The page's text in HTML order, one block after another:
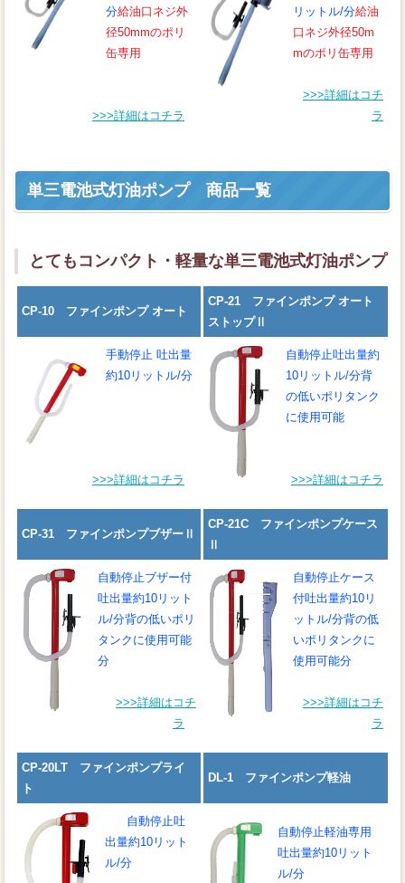
分給油口ネジ外
径50mmのポリ
缶専用
>>>詳細はコチラ
リットル/分給油
口ネジ外径50m
mのポリ缶専用
>>>詳細はコチ
ラ
単三電池式灯油ポンプ 商品一覧
とてもコンパクト・軽量な単三電池式灯油ポンプ
CP-10 ファインポンプ オート
CP-21 ファインポンプ オート
ストップⅡ
手動停止吐出量
約10リットル/分
>>>詳細はコチラ
自動停止吐出量約
10リットル/分背
の低いポリタンク
に使用可能
>>>詳細はコチラ
CP-31 ファインポンプブザーⅡ
CP-21C ファインポンプケース
Ⅱ
自動停止ブザー付
吐出量約10リット
ル/分背の低いポリ
タンクに使用可能
分
>>>詳細はコチ
ラ
自動停止ケース
付吐出量約10リ
ットル/分背の低
いポリタンクに
使用可能分
>>>詳細はコチ
ラ
CP-20LT ファインポンプライ
ト
DL-1 ファインポンプ軽油
自動停止吐
出量約10リット
ル/分
自動停止軽油専用
吐出量約10リット
ル/分